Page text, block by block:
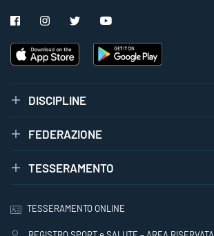
DISCIPLINE
FEDERAZIONE
TESSERAMENTO
TESSERAMENTO ONLINE